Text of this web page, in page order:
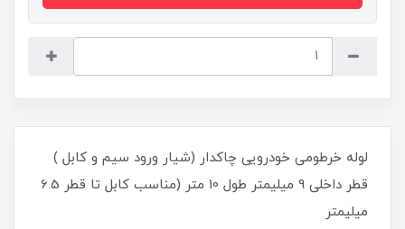
لوله خرطومی خودرویی چاکدار (شیار ورود سیم و کابل )
قطر داخلی 9 میلیمتر طول 10 متر (مناسب کابل تا قطر 6.5
میلیمتر